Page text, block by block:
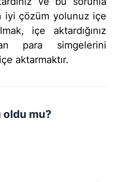
iyi çözüm yolunuz içe
içe aktardığınız
para simgelerini
aktarmaktır.
oldu mu?